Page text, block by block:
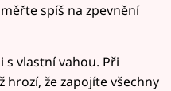
spíš na zpevnění
s vlastní vahou. Při
že zapojíte všechny